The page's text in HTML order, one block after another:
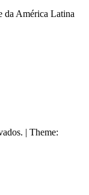
da América Latina
| Theme: